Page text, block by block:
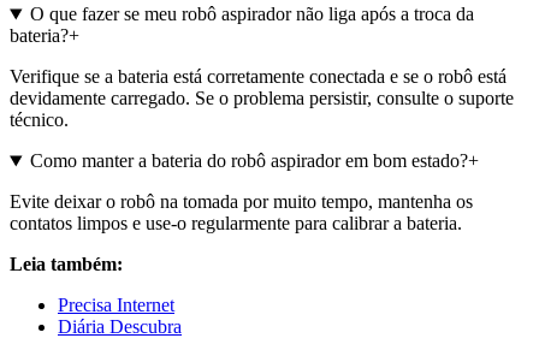
O que fazer se meu robô aspirador não liga após a troca da
bateria?+
Verifique se a bateria está corretamente conectada e se o robô está
devidamente carregado. Se o problema persistir, consulte o suporte
técnico.
Como manter a bateria do robô aspirador em bom estado?+
Evite deixar o robô na tomada por muito tempo, mantenha os
contatos limpos e use-o regularmente para calibrar a bateria.
Leia também:
Precisa Internet
Diária Descubra